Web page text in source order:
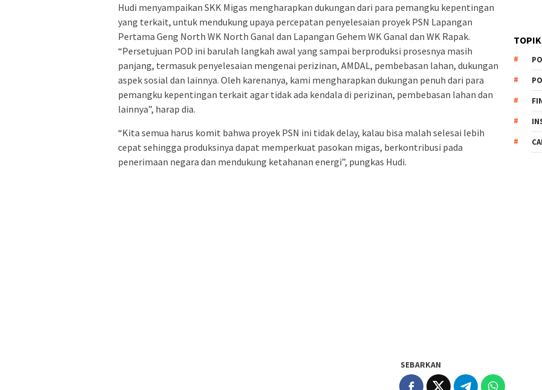
Hudi menyampaikan SKK Migas mengharapkan dukungan dari para pemangku kepentingan
yang terkait, untuk mendukung upaya percepatan penyelesaian proyek PSN Lapangan
Pertama Geng North WK North Ganal dan Lapangan Gehem WK Ganal dan WK Rapak.
“Persetujuan POD ini barulah langkah awal yang sampai berproduksi prosesnya masih
panjang, termasuk penyelesaian mengenai perizinan, AMDAL, pembebasan lahan, dukungan
aspek sosial dan lainnya. Oleh karenanya, kami mengharapkan dukungan penuh dari para
pemangku kepentingan terkait agar tidak ada kendala di perizinan, pembebasan lahan dan
lainnya”, harap dia.
“Kita semua harus komit bahwa proyek PSN ini tidak delay, kalau bisa malah selesai lebih
cepat sehingga produksinya dapat memperkuat pasokan migas, berkontribusi pada
penerimaan negara dan mendukung ketahanan energi”, pungkas Hudi.
SEBARKAN